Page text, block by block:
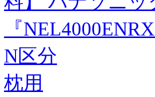
『
N区分
枕用